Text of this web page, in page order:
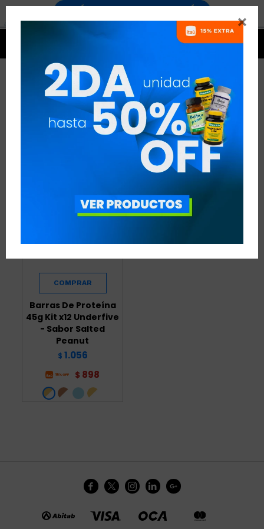

BEBIDAS Y SNACKS UNDER FIVE
UNDER FIVE QUITAR FILTROS
RECOMENDADOS
Barras De Proteína
45g Kit x12 Underfive
- Sabor Salted
Peanut
$ 1.056
$ 898
    